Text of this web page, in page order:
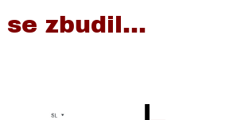
zbudil...